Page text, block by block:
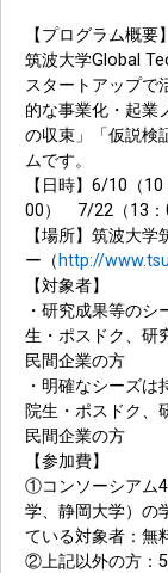
【プログラム概要】
筑波大学Global
スタートアップで
的な事業化・起業
の収束」「仮説検
ムです。
【日時】6/10（
00） 7/22（13：
【場所】筑波大
ー（ http://
【対象者】
・研究成果等の
生・ポスドク、研
民間企業の方
・明確なシーズ
院生・ポスドク、
民間企業の方
【参加費】
①コンソーシアム
学、静岡大学）の
ている対象者：無
②上記以外の方：5